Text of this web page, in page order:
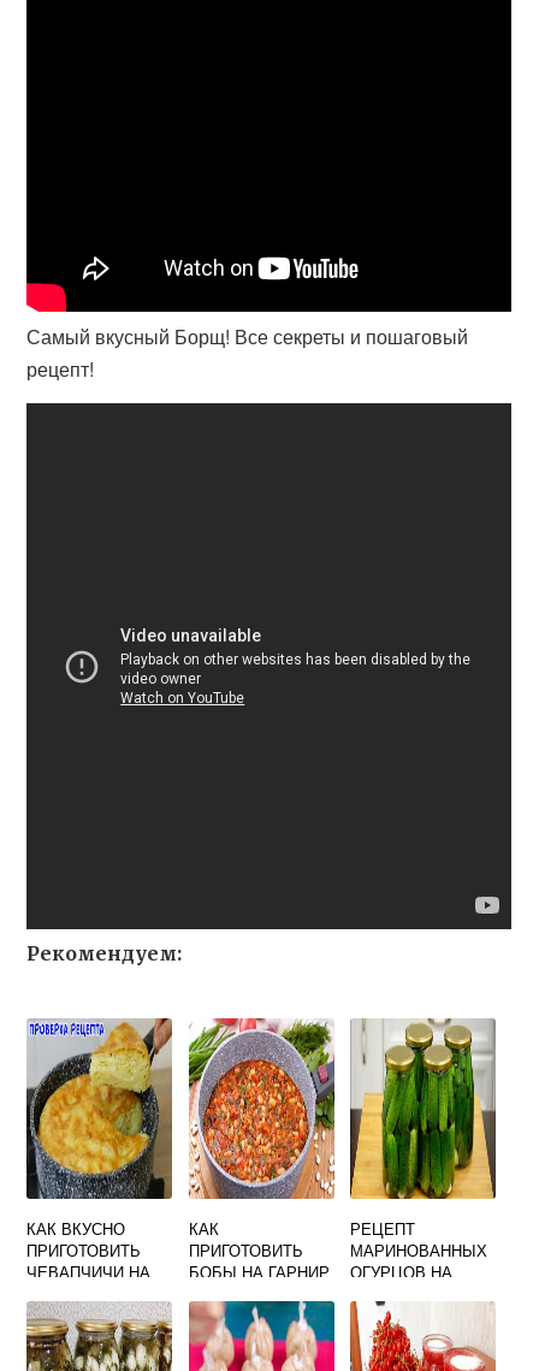
Самый вкусный Борщ! Все секреты и пошаговый
рецепт!
Рекомендуем:
КАК ВКУСНО
ПРИГОТОВИТЬ
ЧЕВАПЧИЧИ НА
КАК
ПРИГОТОВИТЬ
БОБЫ НА ГАРНИР
РЕЦЕПТ
МАРИНОВАННЫХ
ОГУРЦОВ НА
ХРУСТЯЩИЕ
ВКУСНЫХ